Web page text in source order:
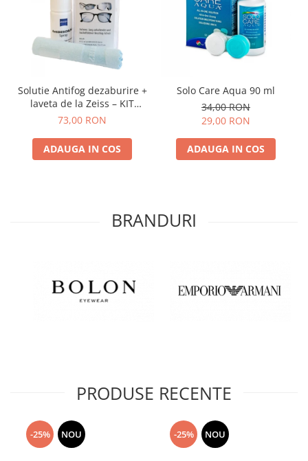
Solutie Antifog dezaburire +
laveta de la Zeiss – KIT
COMPLET
73,00 RON
ADAUGA IN COS
Solo Care Aqua 90 ml
34,00 RON
29,00 RON
ADAUGA IN COS
BRANDURI
PRODUSE RECENTE
-25% NOU -25% NOU